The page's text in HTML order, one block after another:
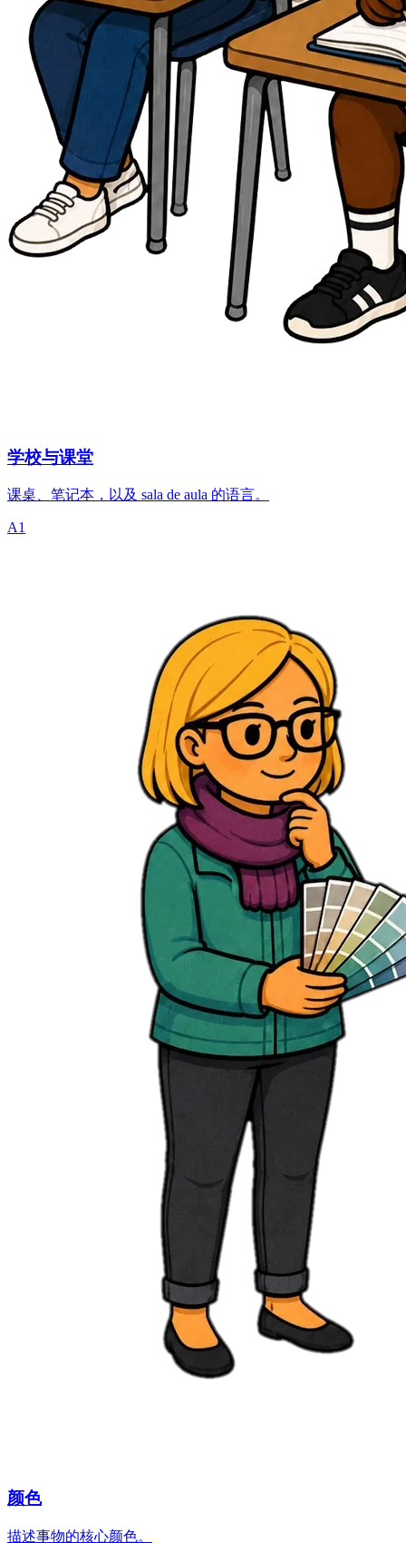
学校与课堂
课桌、笔记本，以及 sala de aula 的语言。
A1
颜色
描述事物的核心颜色。